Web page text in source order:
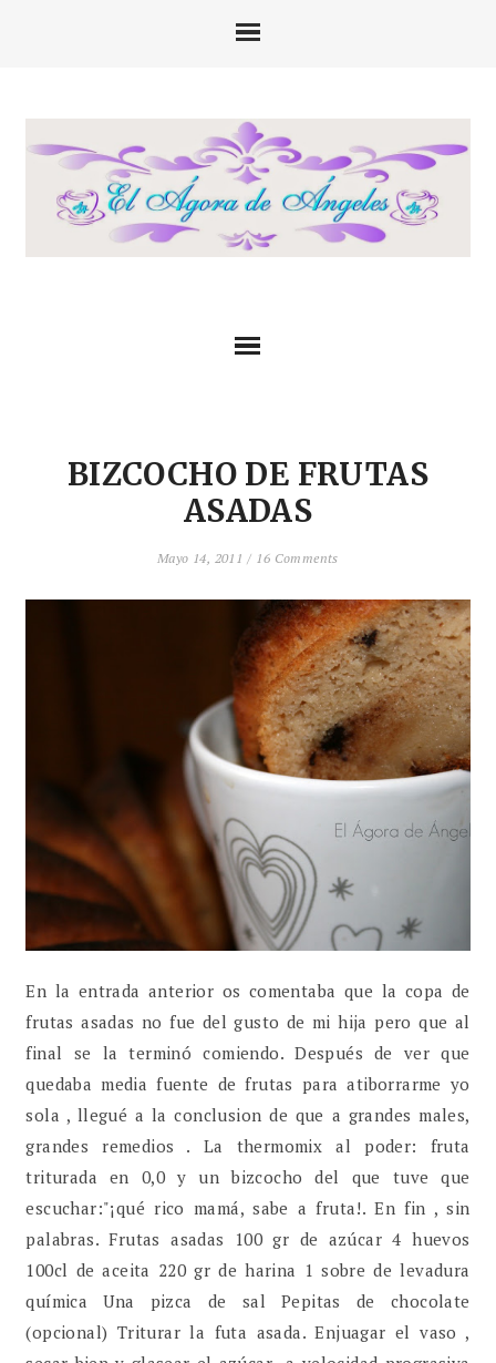
BIZCOCHO DE FRUTAS
ASADAS
Mayo 14, 2011 / 16 Comments
En la entrada anterior os comentaba que la copa de
frutas asadas no fue del gusto de mi hija pero que al
final se la terminó comiendo. Después de ver que
quedaba media fuente de frutas para atiborrarme yo
sola , llegué a la conclusion de que a grandes males,
grandes remedios . La thermomix al poder: fruta
triturada en 0,0 y un bizcocho del que tuve que
escuchar:"¡qué rico mamá, sabe a fruta!. En fin , sin
palabras. Frutas asadas 100 gr de azúcar 4 huevos
100cl de aceita 220 gr de harina 1 sobre de levadura
química Una pizca de sal Pepitas de chocolate
(opcional) Triturar la futa asada. Enjuagar el vaso ,